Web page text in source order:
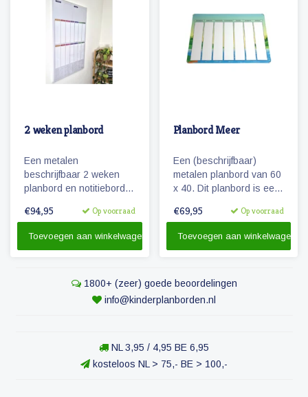
2 weken planbord
Een metalen
beschrijfbaar 2 weken
planbord en notitiebord
€94,95 Op voorraad
Toevoegen aan winkelwagen
Planbord Meer
Een (beschrijfbaar)
metalen planbord van 60
x 40. Dit planbord is een
weekplanner voor de al
€69,95 Op voorraad
Toevoegen aan winkelwagen
1800+ (zeer) goede beoordelingen
info@kinderplanborden.nl
NL 3,95 / 4,95 BE 6,95
kosteloos NL > 75,- BE > 100,-